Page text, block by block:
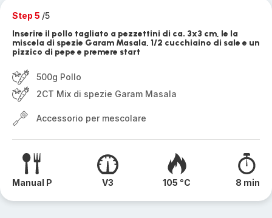
Step 5 /5
Inserire il pollo tagliato a pezzettini di ca. 3x3 cm, le la
miscela di spezie Garam Masala, 1/2 cucchiaino di sale e un
pizzico di pepe e premere start
500g Pollo
2CT Mix di spezie Garam Masala
Accessorio per mescolare
Manual P V3 105 °C 8 min